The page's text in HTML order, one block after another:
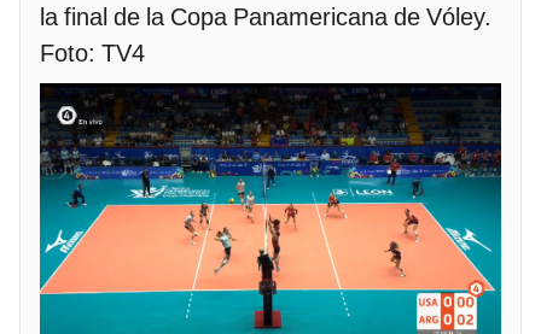
la final de la Copa Panamericana de Vóley.
Foto: TV4